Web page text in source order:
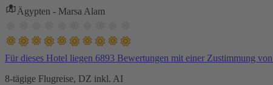
Ägypten - Marsa Alam
Für dieses Hotel liegen 6893 Bewertungen mit einer Zustimmung
8-tägige Flugreise, DZ inkl. AI